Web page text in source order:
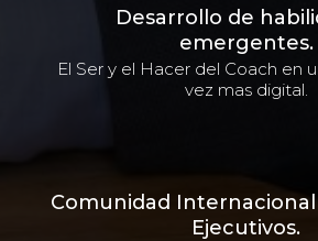
Desarrollo de
emergentes.
El Ser y el Hacer del Coach en
vez mas digital.
Comunidad
Ejecutivos.